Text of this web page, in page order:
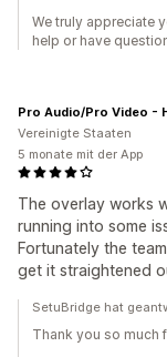
We truly appreciate
help or have
The overlay works
running into some
Fortunately the
get it straightened
Pro Audio/Pro Video -
Vereinigte Staaten
5 monate mit der App
SetuBridge hat
Thank you so much